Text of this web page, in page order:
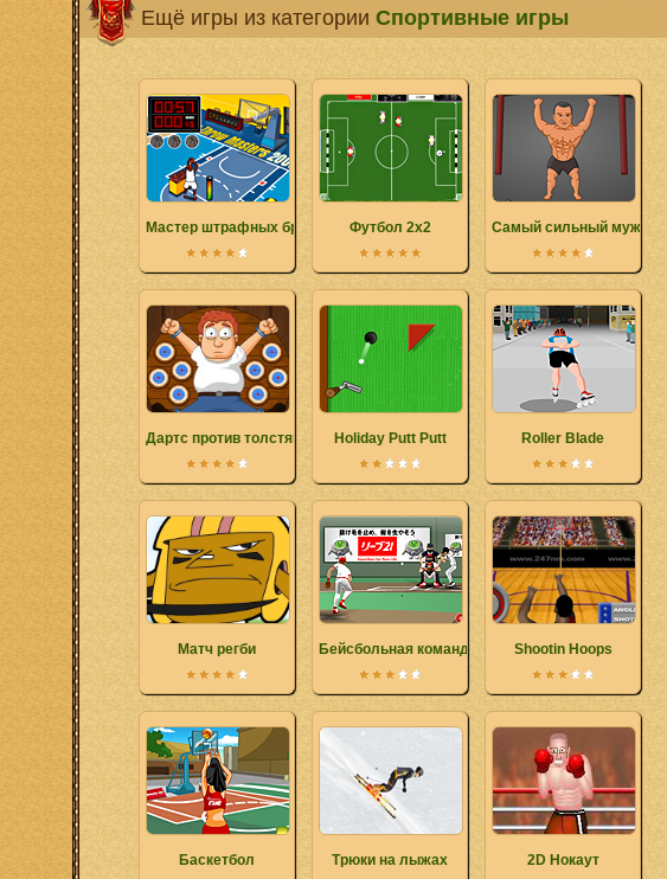
Ещё игры из категории Спортивные игры
Мастер штрафных бросков Футбол 2х2 Самый сильный мужчина
Дартс против толстяков Holiday Putt Putt Roller Blade
Матч регби Бейсбольная команда Shootin Hoops
Баскетбол Трюки на лыжах 2D Нокаут